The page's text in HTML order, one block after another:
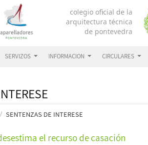
SERVIZOS INFORMACION CIRCULARES
SENTENZAS DE INTERESE
el recurso de casación